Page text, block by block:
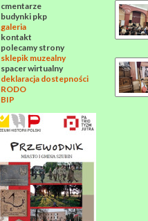
cmentarze
budynki pkp
galeria
kontakt
polecamy strony
sklepik muzealny
spacer wirtualny
deklaracja dostepności
RODO
BIP